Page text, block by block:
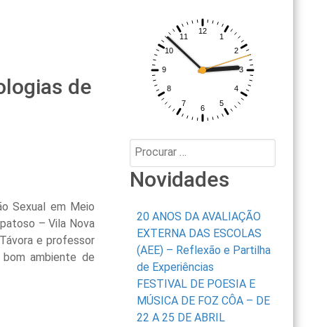
de
Sexual em Meio
– Vila Nova
e professor
ambiente de
Procurar:
Novidades
20 ANOS DA AVALIAÇÃO
EXTERNA DAS ESCOLAS
(AEE) – Reflexão e Partilha
de Experiências
FESTIVAL DE POESIA E
MÚSICA DE FOZ CÔA – DE
22 A 25 DE ABRIL